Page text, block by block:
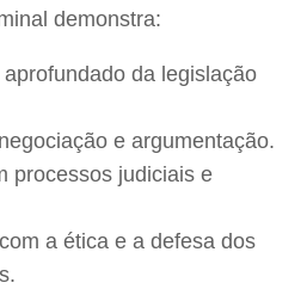
demonstra:
da legislação
e argumentação.
processos judiciais e
a ética e a defesa dos